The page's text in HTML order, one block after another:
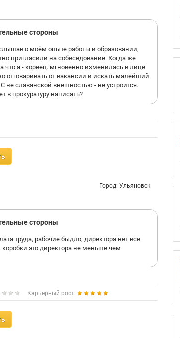
стороны
о моём опыте работы и образовании,
пригласили на собеседование. Когда же
что я - кореец. мгновенно изменилась в лице
отговаривать от вакансии и искать малейший
не славянской внешностью - не устроится.
в прокуратуру написать?
Город: Ульяновск
стороны
труда, рабочие быдло, директора нет все
коробки это директора не меньше чем
Карьерный рост: